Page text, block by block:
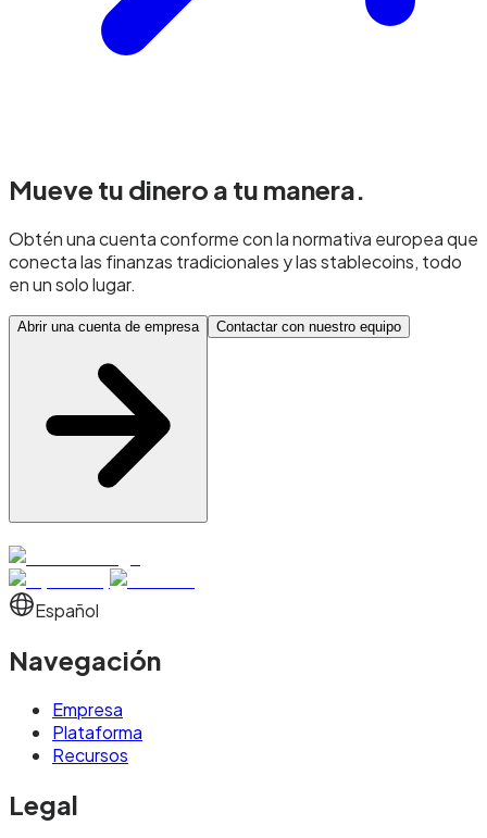
Mueve tu dinero a tu manera.
Obtén una cuenta conforme con la normativa europea que
conecta las finanzas tradicionales y las stablecoins, todo
en un solo lugar.
Abrir una cuenta de empresa Contactar con nuestro equipo
Español
Navegación
Empresa
Plataforma
Recursos
Legal